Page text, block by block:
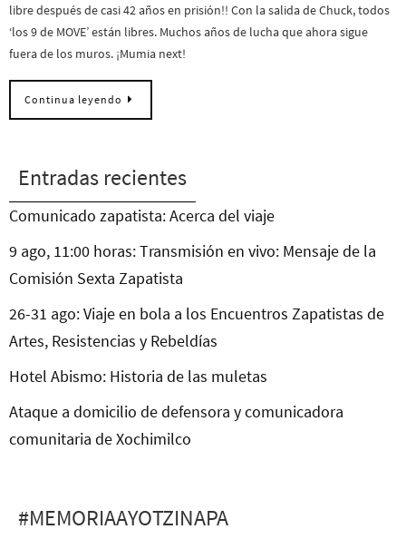
libre después de casi 42 años en prisión!! Con la salida de Chuck, todos
‘los 9 de MOVE’ están libres. Muchos años de lucha que ahora sigue
fuera de los muros. ¡Mumia next!
Continua leyendo
Entradas recientes
Comunicado zapatista: Acerca del viaje
9 ago, 11:00 horas: Transmisión en vivo: Mensaje de la
Comisión Sexta Zapatista
26-31 ago: Viaje en bola a los Encuentros Zapatistas de
Artes, Resistencias y Rebeldías
Hotel Abismo: Historia de las muletas
Ataque a domicilio de defensora y comunicadora
comunitaria de Xochimilco
#MEMORIAAYOTZINAPA